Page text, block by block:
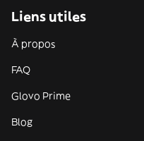
Liens utiles
À propos
FAQ
Glovo Prime
Blog